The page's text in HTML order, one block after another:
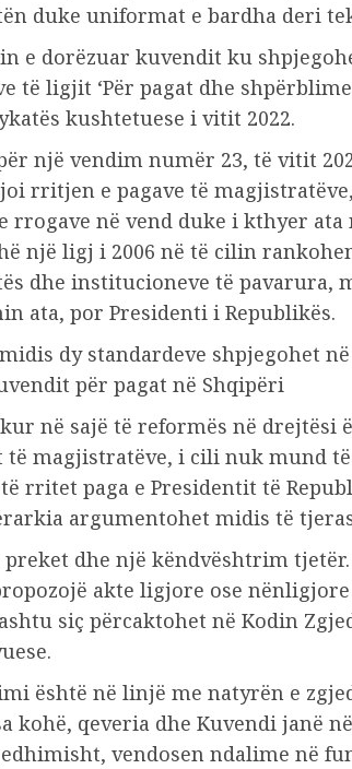
duke uniformat e bardha deri
e dorëzuar kuvendit ku
të ligjit ‘Për pagat dhe
kushtetuese i vitit 2022.
një vendim numër 23, të vitit
rritjen e pagave të
rrogave në vend duke i kthyer ata
një ligj i 2006 në të cilin
dhe institucioneve të pavarura,
ata, por Presidenti i Republikës.
dy standardeve shpjegohet
për pagat në Shqipëri
në sajë të reformës në
magjistratëve, i cili nuk mund të
rritet paga e Presidentit të
argumentohet midis të
preket dhe një këndvështrim
akte ligjore ose
siç përcaktohet në Kodin
është në linjë me natyrën e
kohë, qeveria dhe Kuvendi janë
vendosen ndalime në